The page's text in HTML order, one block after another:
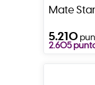
Mate
5.210
2.605